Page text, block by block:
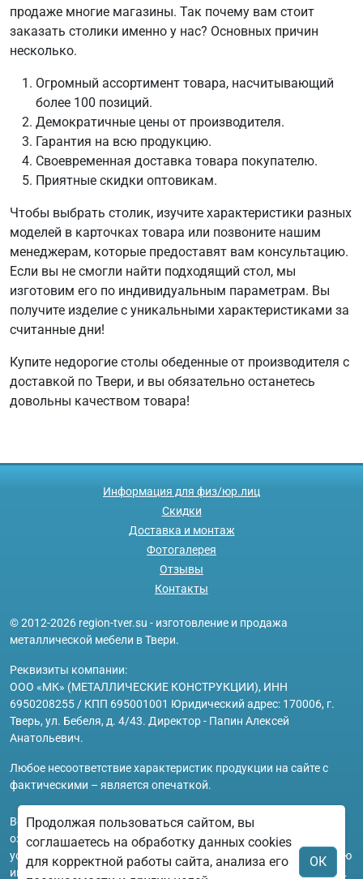
продаже многие магазины. Так почему вам стоит
заказать столики именно у нас? Основных причин
несколько.
Огромный ассортимент товара, насчитывающий
более 100 позиций.
Демократичные цены от производителя.
Гарантия на всю продукцию.
Своевременная доставка товара покупателю.
Приятные скидки оптовикам.
Чтобы выбрать столик, изучите характеристики разных
моделей в карточках товара или позвоните нашим
менеджерам, которые предоставят вам консультацию.
Если вы не смогли найти подходящий стол, мы
изготовим его по индивидуальным параметрам. Вы
получите изделие с уникальными характеристиками за
считанные дни!
Купите недорогие столы обеденные от производителя с
доставкой по Твери, и вы обязательно останетесь
довольны качеством товара!
Информация для физ/юр.лиц
Скидки
Доставка и монтаж
Фотогалерея
Отзывы
Контакты
© 2012-2026 region-tver.su - изготовление и продажа
металлической мебели в Твери.
Реквизиты компании:
ООО «МК» (МЕТАЛЛИЧЕСКИЕ КОНСТРУКЦИИ), ИНН
6950208255 / КПП 695001001 Юридический адрес: 170006, г.
Тверь, ул. Бебеля, д. 4/43. Директор - Папин Алексей
Анатольевич.
Любое несоответствие характеристик продукции на сайте с
фактическими – является опечаткой.
Вся информация на сайте region-tver.su носит исключительно
ознакомительный и справочный характер и ни при каких
условиях не является публичной офертой. Всю дополнительную
информацию можно узнать по телефонам указанным на сайте.
Продолжая пользоваться сайтом, вы
соглашаетесь на обработку данных cookies
для корректной работы сайта, анализа его
ОК